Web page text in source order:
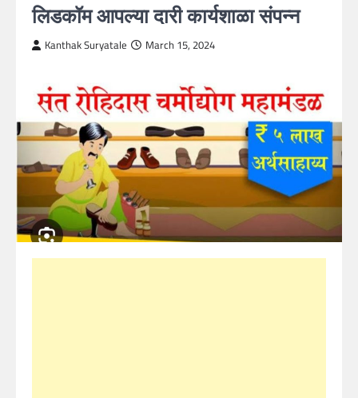
लिडकॉम आपल्या दारी कार्यशाळा संपन्न
Kanthak Suryatale March 15, 2024